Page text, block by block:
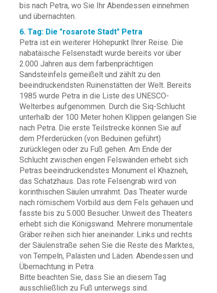
bis nach Petra, wo Sie Ihr Abendessen einnehmen
und übernachten.
6. Tag: Die "rosarote Stadt" Petra
Petra ist ein weiterer Höhepunkt Ihrer Reise. Die
nabatäische Felsenstadt wurde bereits vor über
2.000 Jahren aus dem farbenprächtigen
Sandsteinfels gemeißelt und zählt zu den
beeindruckendsten Ruinenstätten der Welt. Bereits
1985 wurde Petra in die Liste des UNESCO-
Welterbes aufgenommen. Durch die Siq-Schlucht
unterhalb der 100 Meter hohen Klippen gelangen Sie
nach Petra. Die erste Teilstrecke können Sie auf
dem Pferderücken (von Beduinen geführt)
zurücklegen oder zu Fuß gehen. Am Ende der
Schlucht zwischen engen Felswänden erhebt sich
Petras beeindruckendstes Monument el Khazneh,
das Schatzhaus. Das rote Felsengrab wird von
korinthischen Säulen umrahmt. Das Theater wurde
nach römischem Vorbild aus dem Fels gehauen und
fasste bis zu 5.000 Besucher. Unweit des Theaters
erhebt sich die Königswand. Mehrere monumentale
Gräber reihen sich hier aneinander. Links und rechts
der Säulenstraße sehen Sie die Reste des Marktes,
von Tempeln, Palästen und Läden. Abendessen und
Übernachtung in Petra.
Bitte beachten Sie, dass Sie an diesem Tag
ausschließlich zu Fuß unterwegs sind.